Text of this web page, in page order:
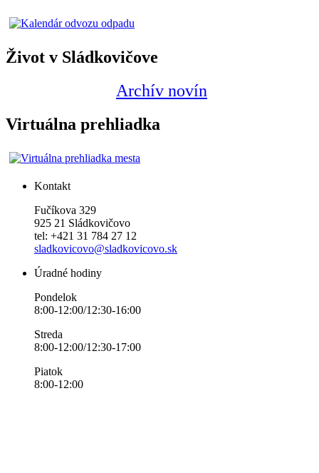
Život v Sládkovičove
Archív novín
Virtuálna prehliadka
Kontakt
Fučíkova 329
925 21 Sládkovičovo
tel: +421 31 784 27 12
sladkovicovo@sladkovicovo.sk
Úradné hodiny
Pondelok
8:00-12:00/12:30-16:00
Streda
8:00-12:00/12:30-17:00
Piatok
8:00-12:00